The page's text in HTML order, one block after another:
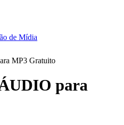
de Mídia
MP3 Gratuito
para